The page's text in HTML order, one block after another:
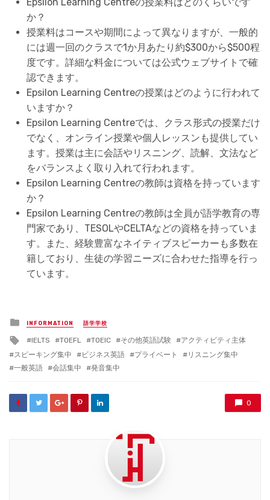
か？
授業料はコースや期間によって異なりますが、一般的
には週一回のクラスで1か月あたり約$300から$500程
度です。詳細な料金については公式ウェブサイトで確
認できます。
Epsilon Learning Centreの授業はどのように行われて
いますか？
Epsilon Learning Centreでは、クラス形式の授業だけ
でなく、オンライン授業や個人レッスンも提供してい
ます。授業は主に会話やリスニング、読解、文法など
をバランスよく取り入れて行われます。
Epsilon Learning Centreの教師は資格を持っています
か？
Epsilon Learning Centreの教師は全員が語学教育の専
門家であり、TESOLやCELTAなどの資格を持っていま
す。また、経験豊富なネイティブスピーカーも多数在
籍しており、生徒の学習ニーズに合わせた指導を行っ
ています。
Posted
in
INFORMATION 語学学校
Tagged
with
IELTS TOEFL TOEIC その他英語試験
アクティビティ主体
スピーキング集中
ビジネス英語 プライベート
リスニング集中
一般英語
会話集中 発音集中
0